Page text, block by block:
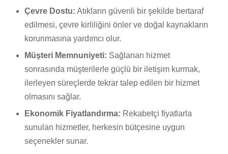
Çevre Dostu: Atıkların güvenli bir şekilde bertaraf
edilmesi, çevre kirliliğini önler ve doğal kaynakların
korunmasına yardımcı olur.
Müşteri Memnuniyeti: Sağlanan hizmet
sonrasında müşterilerle güçlü bir iletişim kurmak,
ilerleyen süreçlerde tekrar talep edilen bir hizmet
olmasını sağlar.
Ekonomik Fiyatlandırma: Rekabetçi fiyatlarla
sunulan hizmetler, herkesin bütçesine uygun
seçenekler sunar.